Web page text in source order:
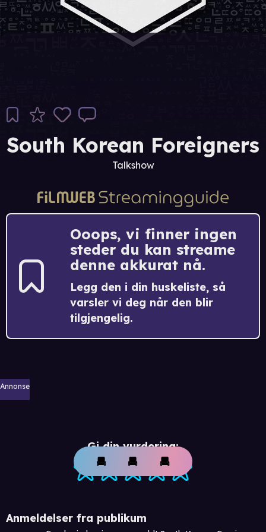
South Korean Foreigners
Talkshow
Ooops, vi finner ingen
steder du kan streame
denne akkurat nå.
Legg den i din huskeliste, så
varsler vi deg når den blir
tilgjengelig.
Annonse
Gi din vurdering:
Anmeldelser fra publikum